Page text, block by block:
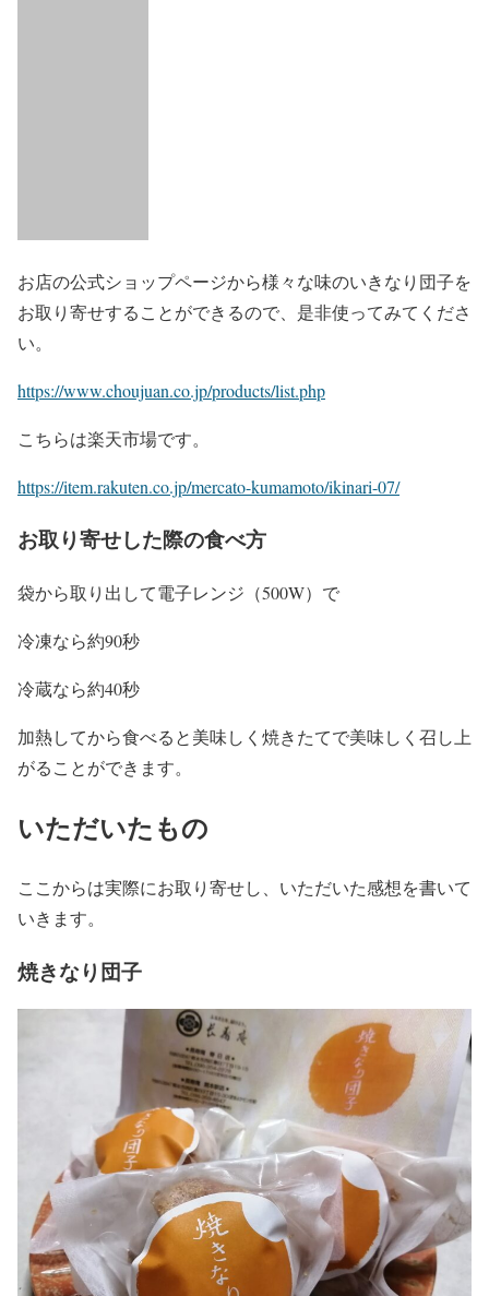
お店の公式ショップページから様々な味のいきなり団子を
お取り寄せすることができるので、是非使ってみてくださ
い。
https://www.choujuan.co.jp/products/list.php
こちらは楽天市場です。
https://item.rakuten.co.jp/mercato-kumamoto/ikinari-07/
お取り寄せした際の食べ方
袋から取り出して電子レンジ（500W）で
冷凍なら約90秒
冷蔵なら約40秒
加熱してから食べると美味しく焼きたてで美味しく召し上
がることができます。
いただいたもの
ここからは実際にお取り寄せし、いただいた感想を書いて
いきます。
焼きなり団子